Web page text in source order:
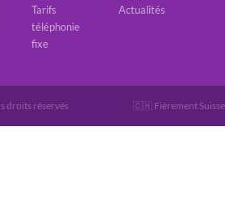
Granger Médical SA
Tarifs
téléphonie
fixe
Actualités
droits réservés 🇨🇭 Fièrement Suisse